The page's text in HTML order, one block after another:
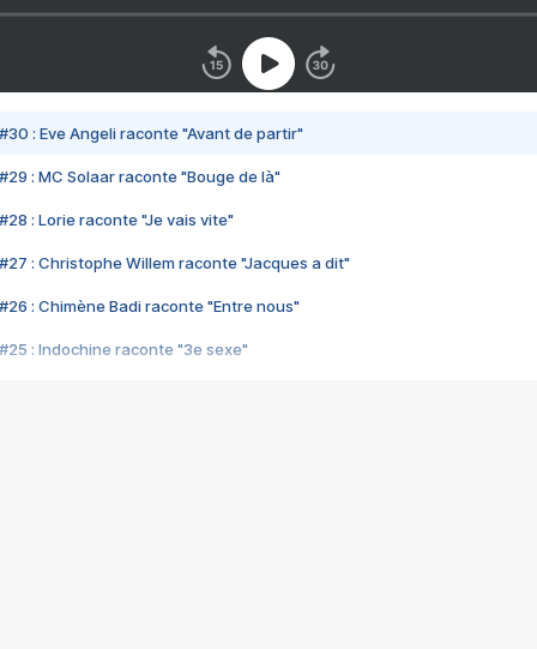
#30 : Eve Angeli raconte "Avant de partir"
#29 : MC Solaar raconte "Bouge de là"
#28 : Lorie raconte "Je vais vite"
#27 : Christophe Willem raconte "Jacques a dit"
#26 : Chimène Badi raconte "Entre nous"
#25 : Indochine raconte "3e sexe"